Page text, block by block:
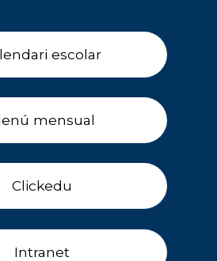
escolar
mensual
Clickedu
Intranet